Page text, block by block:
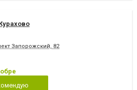
Запорожский, 82